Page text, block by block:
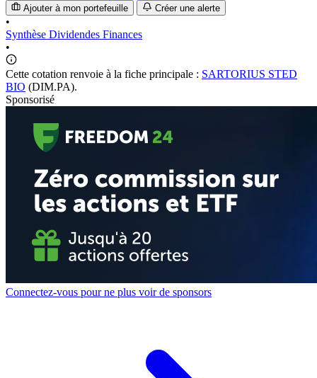
Ajouter à mon portefeuille Créer une alerte
•
Synthèse Dividendes Finances
•
Cette cotation renvoie à la fiche principale : SARTORIUS STED
BIO (DIM.PA).
Sponsorisé
Connectez-vous pour ne plus voir de sponsors